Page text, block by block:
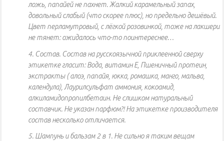
ложь, папайей не пахнет. Жалкий карамельный запах,
довольный слабый (что скорее плюс), но предельно дешёвый.
Цвет перламутровый, с лёгкой розовинкой, тоже на лакшери
не тянет: ожидалось что-то поинтереснее…
4. Состав. Состав на русскоязычной приклеенной сверху
этикетке гласит: Вода, витамин Е, Пшеничный протеин,
экстракты ( алоэ, папайя, юкка, ромашка, манго, мальва,
календула), Лаурилсульфат аммония, кокоамид,
алкиламидопропилбетаин. Не слишком натуральный
составчик. Не указан парфюм?! На этикетке производителя
состав несколько отличается.
5. Шампунь и бальзам 2 в 1. Не сильно я таким вещам